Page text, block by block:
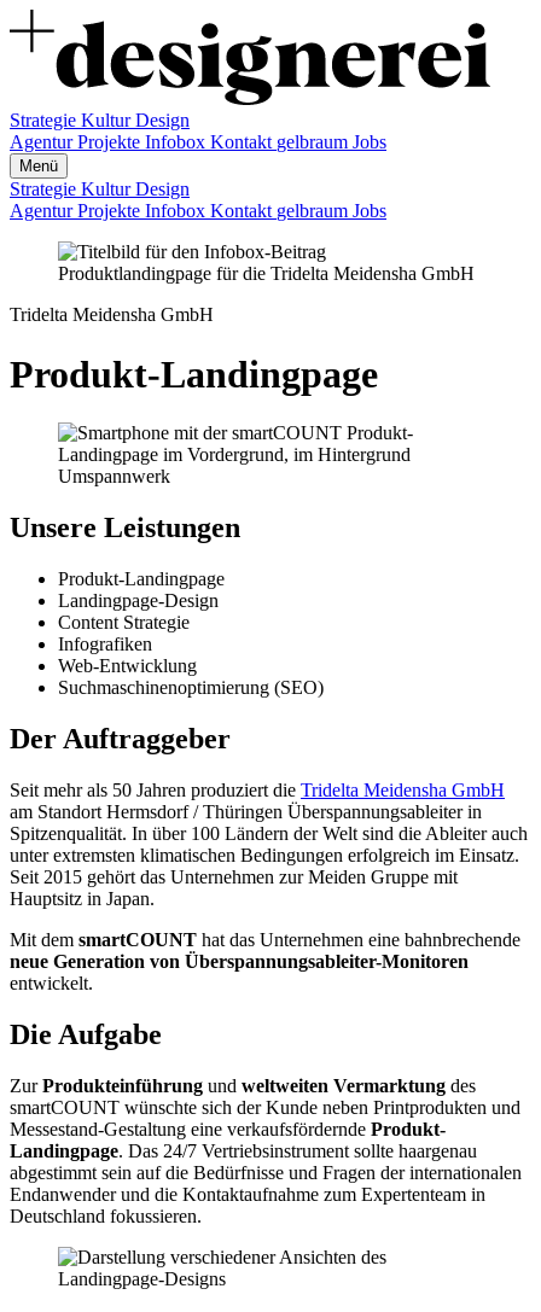
Strategie Kultur Design
Agentur Projekte Infobox Kontakt gelbraum Jobs
Menü
Strategie Kultur Design
Agentur Projekte Infobox Kontakt gelbraum Jobs
Tridelta Meidensha GmbH
Produkt-Landingpage
Unsere Leistungen
Produkt-Landingpage
Landingpage-Design
Content Strategie
Infografiken
Web-Entwicklung
Suchmaschinenoptimierung (SEO)
Der Auftraggeber
Seit mehr als 50 Jahren produziert die Tridelta Meidensha GmbH
am Standort Hermsdorf / Thüringen Überspannungsableiter in
Spitzenqualität. In über 100 Ländern der Welt sind die Ableiter auch
unter extremsten klimatischen Bedingungen erfolgreich im Einsatz.
Seit 2015 gehört das Unternehmen zur Meiden Gruppe mit
Hauptsitz in Japan.
Mit dem smartCOUNT hat das Unternehmen eine bahnbrechende
neue Generation von Überspannungsableiter-Monitoren
entwickelt.
Die Aufgabe
ZurProdukteinführung und weltweiten Vermarktung des
smartCOUNT wünschte sich der Kunde neben Printprodukten und
Messestand-Gestaltung eine verkaufsfördernde Produkt-
Landingpage. Das 24/7 Vertriebsinstrument sollte haargenau
abgestimmt sein auf die Bedürfnisse und Fragen der internationalen
Endanwender und die Kontaktaufnahme zum Expertenteam in
Deutschland fokussieren.